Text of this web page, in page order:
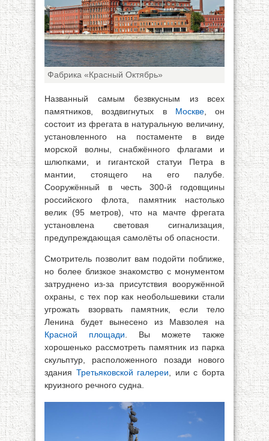
Фабрика «Красный Октябрь»
Названный самым безвкусным из всех
памятников, воздвигнутых в Москве, он
состоит из фрегата в натуральную величину,
установленного на постаменте в виде
морской волны, снабжённого флагами и
шлюпками, и гигантской статуи Петра в
мантии, стоящего на его палубе.
Сооружённый в честь 300-й годовщины
российского флота, памятник настолько
велик (95 метров), что на мачте фрегата
установлена световая сигнализация,
предупреждающая самолёты об опасности.
Смотритель позволит вам подойти поближе,
но более близкое знакомство с монументом
затруднено из-за присутствия вооружённой
охраны, с тех пор как необольшевики стали
угрожать взорвать памятник, если тело
Ленина будет вынесено из Мавзолея на
Красной площади . Вы можете также
хорошенько рассмотреть памятник из парка
скульптур, расположенного позади нового
здания Третьяковской галереи , или с борта
круизного речного судна.